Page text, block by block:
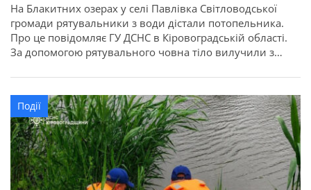
На Блакитних озерах у селі Павлівка Світловодської
громади рятувальники з води дістали потопельника.
Про це повідомляє ГУ ДСНС в Кіровоградській області.
За допомогою рятувального човна тіло вилучили з
даними, загиблий — молодий чоловік. Його особу,
причину смерті та всі обставини трагедії наразі
встановлюють правоохоронці.
Події